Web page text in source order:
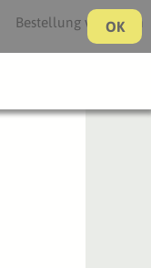
Bestellung verfolgen
OK